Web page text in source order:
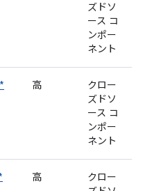
ズドソ
ース コ
ンポー
ネント
* 高
クロー
ズドソ
ース コ
ンポー
ネント
高
クロー